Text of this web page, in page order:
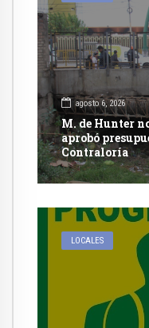
agosto 6, 2026
M. de Hunter
aprobó
Contraloría
LOCALES